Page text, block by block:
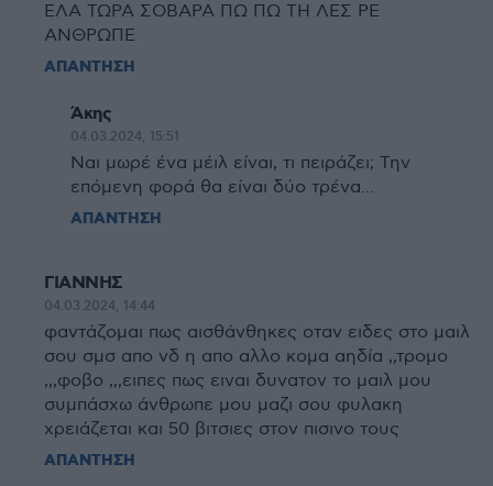
ΕΛΑ ΤΩΡΑ ΣΟΒΑΡΑ ΠΩ ΠΩ ΤΗ ΛΕΣ ΡΕ
ΑΝΘΡΩΠΕ
ΑΠΑΝΤΗΣΗ
Άκης
04.03.2024, 15:51
Ναι μωρέ ένα μέιλ είναι, τι πειράζει; Την
επόμενη φορά θα είναι δύο τρένα...
ΑΠΑΝΤΗΣΗ
ΓΙΑΝΝΗΣ
04.03.2024, 14:44
φαντάζομαι πως αισθάνθηκες οταν ειδες στο μαιλ
σου σμσ απο νδ η απο αλλο κομα αηδία ,,τρομο
,,,φοβο ,,,ειπες πως ειναι δυνατον το μαιλ μου
συμπάσχω άνθρωπε μου μαζι σου φυλακη
χρειάζεται και 50 βιτσιες στον πισινο τους
ΑΠΑΝΤΗΣΗ